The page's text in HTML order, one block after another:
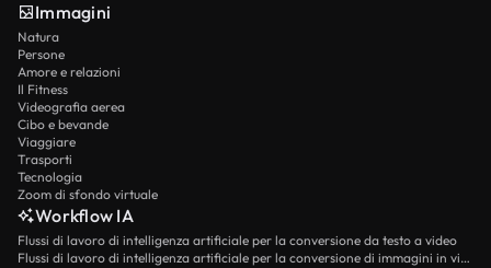
Immagini
Natura
Persone
Amore e relazioni
Il Fitness
Videografia aerea
Cibo e bevande
Viaggiare
Trasporti
Tecnologia
Zoom di sfondo virtuale
Workflow IA
Flussi di lavoro di intelligenza artificiale per la conversione da testo a video
Flussi di lavoro di intelligenza artificiale per la conversione di immagini in video